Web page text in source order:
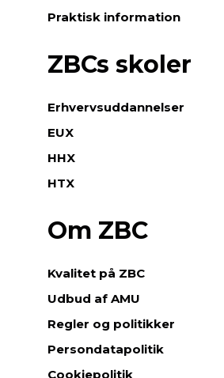
Praktisk information
ZBCs skoler
Erhvervsuddannelser
EUX
HHX
HTX
Om ZBC
Kvalitet på ZBC
Udbud af AMU
Regler og politikker
Persondatapolitik
Cookiepolitik